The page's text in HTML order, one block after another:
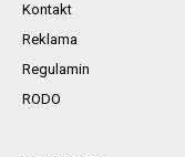
Kontakt
Reklama
Regulamin
RODO